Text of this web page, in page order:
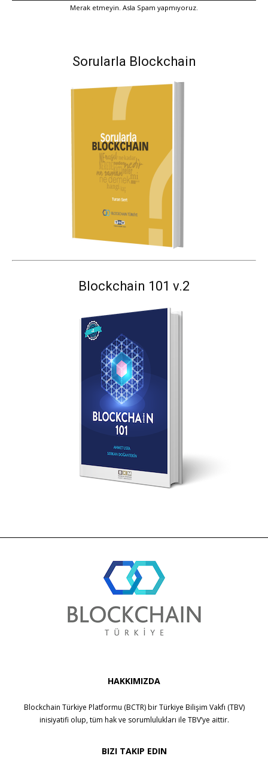
Merak etmeyin. Asla Spam yapmıyoruz.
Sorularla Blockchain
Blockchain 101 v.2
HAKKIMIZDA
Blockchain Türkiye Platformu (BCTR) birTürkiye Bilişim Vakfı (TBV)
inisiyatifi olup, tüm hak ve sorumlulukları ile TBV’ye aittir.
BIZI TAKIP EDIN